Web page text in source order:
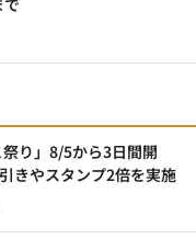
り」8/5から3日間開
きやスタンプ2倍を実施